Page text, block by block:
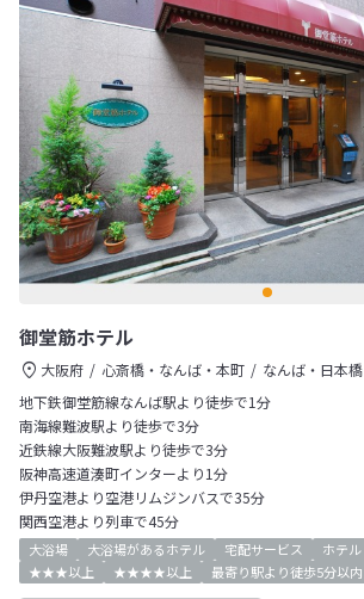
御堂筋ホテル
大阪府 心斎橋・なんば・本町
なんば・日本橋
地下鉄御堂筋線なんば駅より徒歩で1分
南海線難波駅より徒歩で3分
近鉄線大阪難波駅より徒歩で3分
阪神高速道湊町インターより1分
伊丹空港より空港リムジンバスで35分
関西空港より列車で45分
大浴場 大浴場があるホテル 宅配サービス ホテル
★★★以上
★★★★以上 最寄り駅より徒歩5分以内